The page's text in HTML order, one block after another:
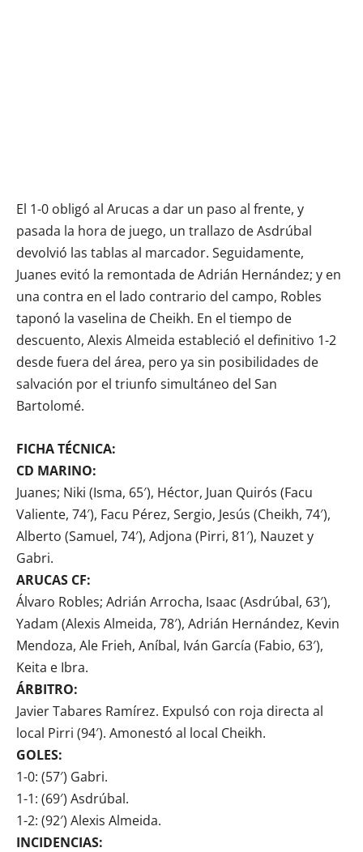
El 1-0 obligó al Arucas a dar un paso al frente, y
pasada la hora de juego, un trallazo de Asdrúbal
devolvió las tablas al marcador. Seguidamente,
Juanes evitó la remontada de Adrián Hernández; y en
una contra en el lado contrario del campo, Robles
taponó la vaselina de Cheikh. En el tiempo de
descuento, Alexis Almeida estableció el definitivo 1-2
desde fuera del área, pero ya sin posibilidades de
salvación por el triunfo simultáneo del San
Bartolomé.
FICHA TÉCNICA:
CD MARINO:
Juanes; Niki (Isma, 65′), Héctor, Juan Quirós (Facu
Valiente, 74′), Facu Pérez, Sergio, Jesús (Cheikh, 74′),
Alberto (Samuel, 74′), Adjona (Pirri, 81′), Nauzet y
Gabri.
ARUCAS CF:
Álvaro Robles; Adrián Arrocha, Isaac (Asdrúbal, 63′),
Yadam (Alexis Almeida, 78′), Adrián Hernández, Kevin
Mendoza, Ale Frieh, Aníbal, Iván García (Fabio, 63′),
Keita e Ibra.
ÁRBITRO:
Javier Tabares Ramírez. Expulsó con roja directa al
local Pirri (94′). Amonestó al local Cheikh.
GOLES:
1-0: (57′) Gabri.
1-1: (69′) Asdrúbal.
1-2: (92′) Alexis Almeida.
INCIDENCIAS: